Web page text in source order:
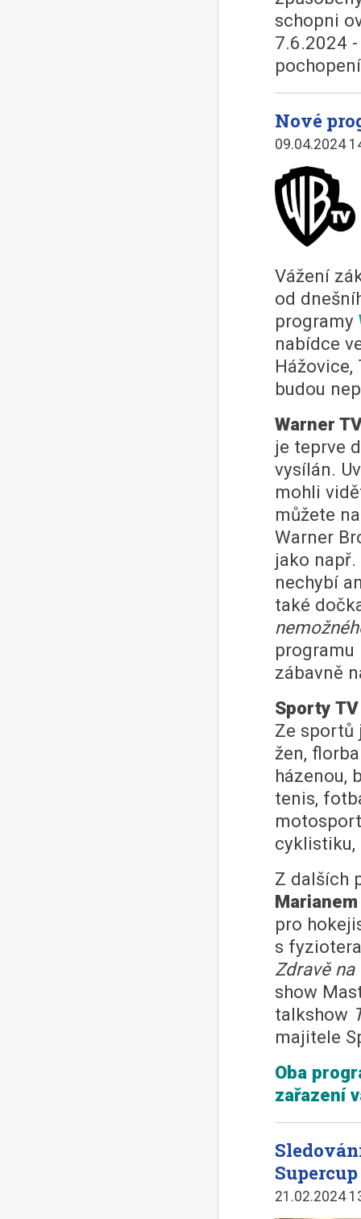
schopni
7.6.2024
Nové
09.04.2024
Vážení
od
programy
nabídce
budou
Warner
je teprve
vysílán.
mohli
můžete
Warner
jako např.
nechybí
také
zábavně
Sporty TV
Ze sportů
žen,
házenou,
tenis,
cyklistiku,
Z dalších
pro
s
Zdravě na
show
talkshow
majitele
Oba
zařazení
21.02.2024